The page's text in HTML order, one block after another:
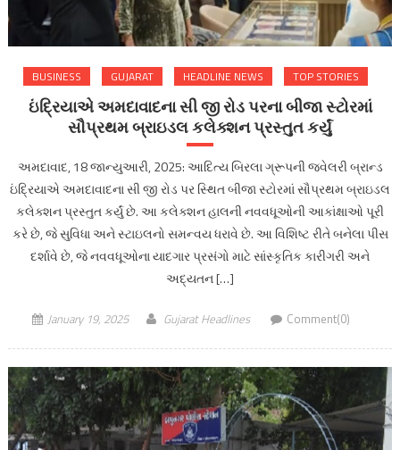
BUSINESS GUJARAT HEADLINE NEWS TOP STORIES
ઇંદ્રિયાએ અમદાવાદના સી જી રોડ પરના બીજા સ્ટોરમાં
સૌપ્રથમ બ્રાઇડલ કલેક્શન પ્રસ્તુત કર્યું
અમદાવાદ, 18 જાન્યુઆરી, 2025: આદિત્ય બિરલા ગ્રૂપની જ્વેલરી બ્રાન્ડ
ઇંદ્રિયાએ અમદાવાદના સી જી રોડ પર સ્થિત બીજા સ્ટોરમાં સૌપ્રથમ બ્રાઇડલ
કલેક્શન પ્રસ્તુત કર્યું છે. આ કલેક્શન હાલની નવવધૂઓની આકાંક્ષાઓ પૂરી
કરે છે, જે સુવિધા અને સ્ટાઇલનો સમન્વય ધરાવે છે. આ વિશિષ્ટ રીતે બનેલા પીસ
દર્શાવે છે, જે નવવધૂઓના યાદગાર પ્રસંગો માટે સાંસ્કૃતિક કારીગરી અને
અદ્યતન […]
January 19, 2025 Gujarat Headlines Comment(0)